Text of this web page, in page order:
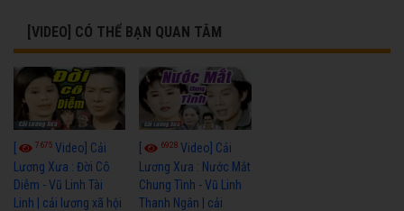
[VIDEO] CÓ THỂ BẠN QUAN TÂM
7675 Video] Cải
Lương Xưa : Đời Cô
Diễm - Vũ Linh Tài
Linh | cải lương xã hội
6928Video] Cải
Lương Xưa : Nước Mắt
Chung Tình - Vũ Linh
Thanh Ngân | cải